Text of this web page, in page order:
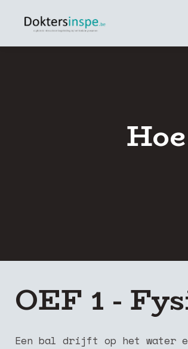
OEF 1 -
Een bal drijft op het water